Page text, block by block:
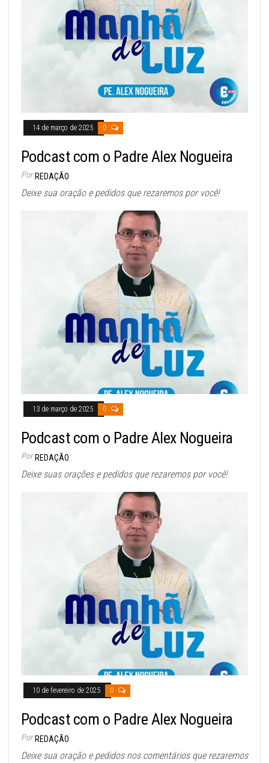
14 de março de 2025 0
Podcast com o Padre Alex Nogueira
Por REDAÇÃO
Deixe sua oração e pedidos que rezaremos por você!
13 de março de 2025 0
Podcast com o Padre Alex Nogueira
Por REDAÇÃO
Deixe suas orações e pedidos que rezaremos por você!
10 de fevereiro de 2025 0
Podcast com o Padre Alex Nogueira
Por REDAÇÃO
Deixe sua oração e pedidos nos comentários que rezaremos